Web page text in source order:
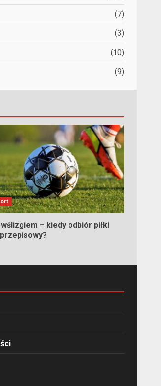
(7)
(3)
(10)
(9)
wślizgiem – kiedy odbiór piłki